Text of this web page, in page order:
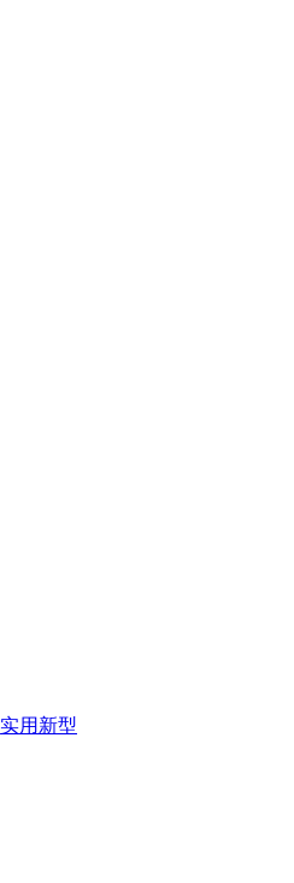
实用新型